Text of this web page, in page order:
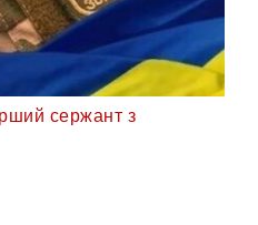
сержант з